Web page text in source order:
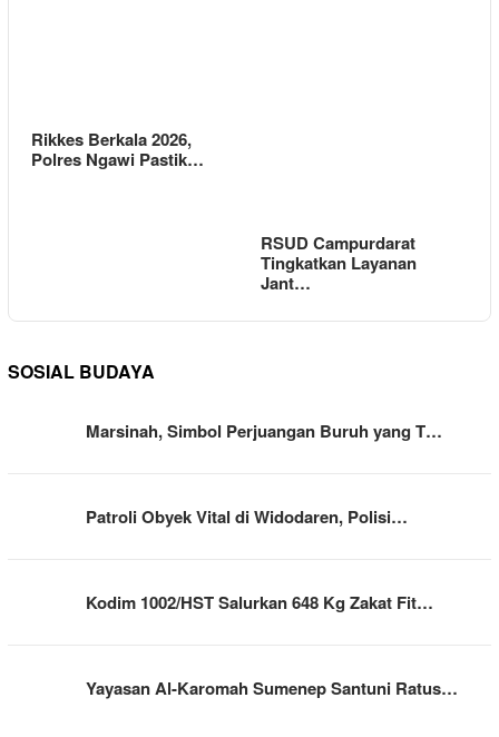
Rikkes Berkala 2026,
Polres Ngawi Pastik…
RSUD Campurdarat
Tingkatkan Layanan
Jant…
SOSIAL BUDAYA
Marsinah, Simbol Perjuangan Buruh yang T…
Patroli Obyek Vital di Widodaren, Polisi…
Kodim 1002/HST Salurkan 648 Kg Zakat Fit…
Yayasan Al-Karomah Sumenep Santuni Ratus…